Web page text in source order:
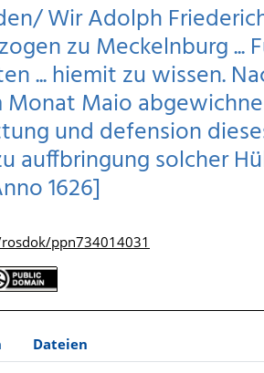
Wir Adolph
zu Meckelnburg ...
... hiemit zu wissen.
Maio
und defension
auffbringung solcher
1626]
ppn734014031
Dateien